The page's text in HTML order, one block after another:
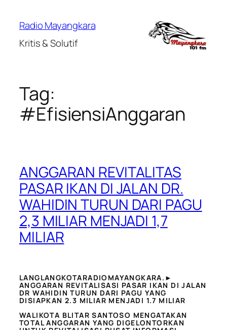
Radio Mayangkara
Kritis & Solutif
Tag:
#EfisiensiAnggaran
ANGGARAN REVITALITAS
PASAR IKAN DI JALAN DR.
WAHIDIN TURUN DARI PAGU
2,3 MILIAR MENJADI 1,7
MILIAR
LANGLANGKOTARADIOMAYANGKARA.►
ANGGARAN REVITALISASI PASAR IKAN DI JALAN
DR WAHIDIN TURUN DARI PAGU YANG
DISIAPKAN 2.3 MILIAR MENJADI 1.7 MILIAR
WALIKOTA BLITAR SANTOSO MENGATAKAN
TOTAL ANGGARAN YANG DIGELONTORKAN